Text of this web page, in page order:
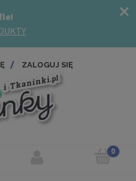
ZALOGUJ SIĘ